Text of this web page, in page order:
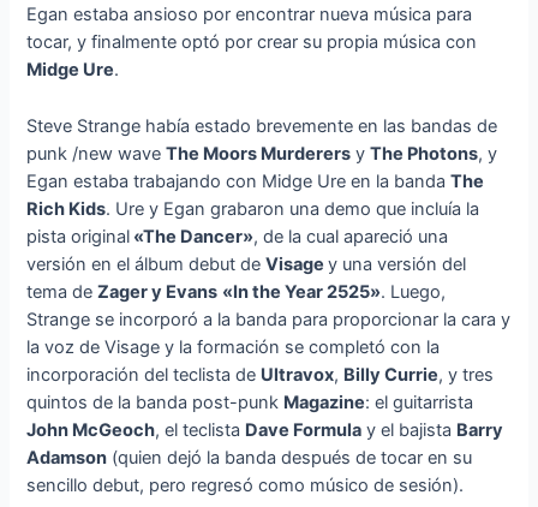
Egan estaba ansioso por encontrar nueva música para
tocar, y finalmente optó por crear su propia música con
Midge Ure.
Steve Strange había estado brevemente en las bandas de
punk /new waveThe Moors Murderers yThe Photons, y
Egan estaba trabajando con Midge Ure en la bandaThe
Rich Kids. Ure y Egan grabaron una demo que incluía la
pista original «The Dancer», de la cual apareció una
versión en el álbum debut deVisagey una versión del
tema deZager y Evans «In the Year 2525». Luego,
Strange se incorporó a la banda para proporcionar la cara y
la voz de Visage y la formación se completó con la
incorporación del teclista de Ultravox, Billy Currie, y tres
quintos de la banda post-punk Magazine: el guitarrista
John McGeoch, el teclista Dave Formula y el bajista Barry
Adamson (quien dejó la banda después de tocar en su
sencillo debut, pero regresó como músico de sesión).